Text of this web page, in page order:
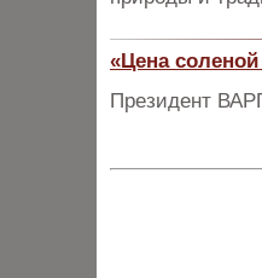
«Цена
Президент